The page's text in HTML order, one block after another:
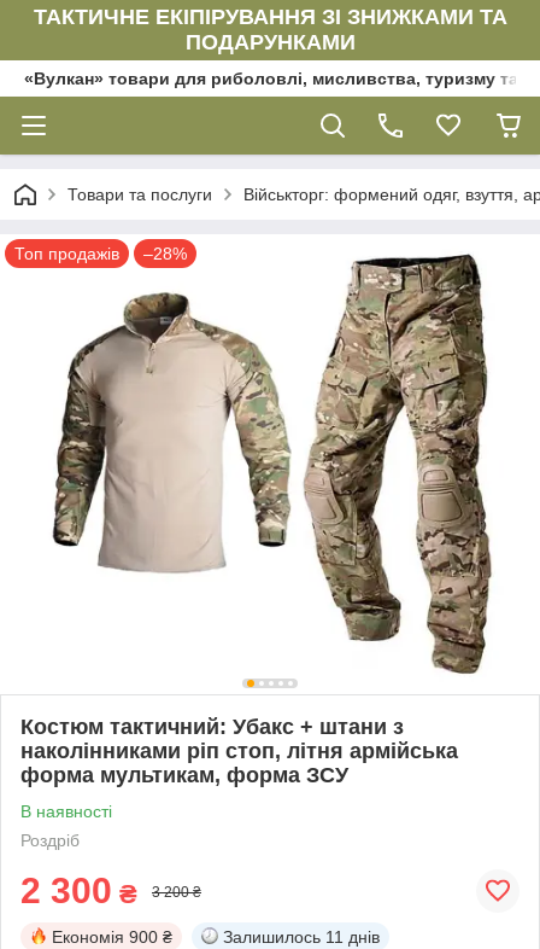
ТАКТИЧНЕ ЕКІПІРУВАННЯ ЗІ ЗНИЖКАМИ ТА
ПОДАРУНКАМИ
«Вулкан» товари для риболовлі, мисливства, туризму та
Товари та послуги Військторг: формений одяг, взуття,
Топ продажів –28%
Костюм тактичний: Убакс + штани з
наколінниками ріп стоп, літня армійська
форма мультикам, форма ЗСУ
В наявності
Роздріб
2 300 ₴ 3 200 ₴
Економія 900 ₴ Залишилось 11 днів